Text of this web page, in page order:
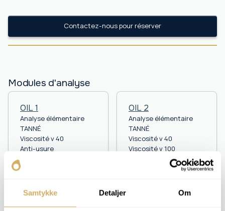
Samtykke Detaljer Om
Contactez-nous pour réserver
Modules d'analyse
OIL 1
Analyse élémentaire
TANNÉ
Viscosité v 40
Anti-usure
Sulfate
OIL 2
Analyse élémentaire
TANNÉ
Viscosité v 40
Viscosité v 100
Indice de viscosité